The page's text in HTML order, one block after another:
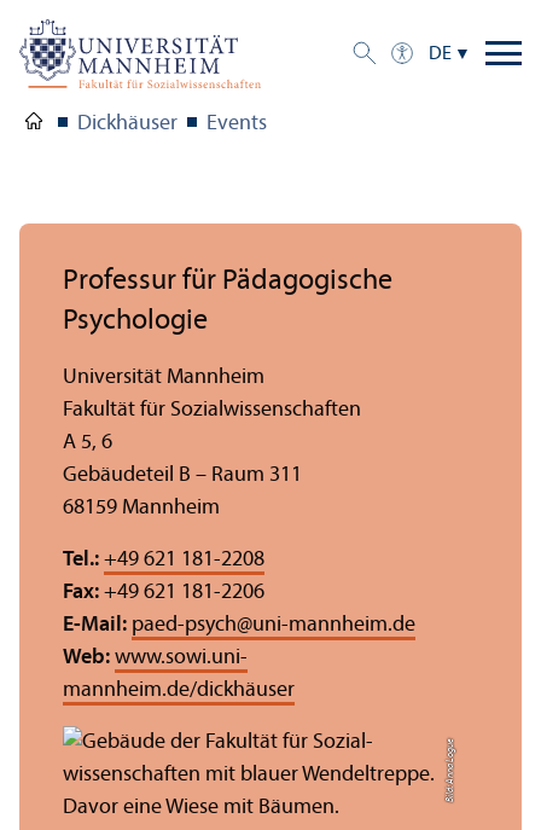
DE
Dickhäuser Events
Bild: Anna Logue
Professur für Pädagogische
Psychologie
Universität Mannheim
Fakultät für Sozial­wissenschaften
A 5, 6
Gebäudeteil B – Raum 311
68159 Mannheim
Tel.: +49 621 181-2208
Fax: +49 621 181-2206
E-Mail: paed-psych@uni-mannheim.de
Web: www.sowi.uni-
mannheim.de/dickhäuser